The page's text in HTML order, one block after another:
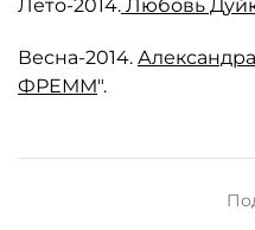
Лето-2014. Любовь
Весна-2014.
ФРЕММ".